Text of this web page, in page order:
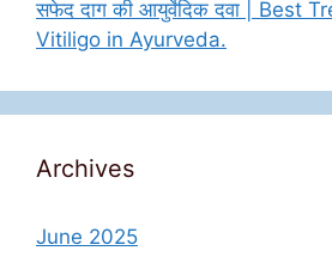
सफेद दाग की आयुर्वेदिक दवा | Best
Vitiligo in Ayurveda.
Archives
June 2025